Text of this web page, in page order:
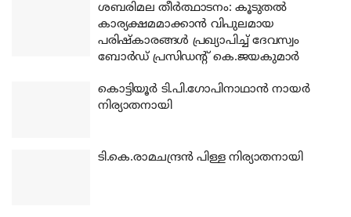
ശബരിമല തീര്‍ത്ഥാടനം: കൂടുതല്‍
കാര്യക്ഷമമാക്കാന്‍ വിപുലമായ
പരിഷ്‌കാരങ്ങള്‍ പ്രഖ്യാപിച്ച് ദേവസ്വം
ബോര്‍ഡ് പ്രസിഡന്റ് കെ.ജയകുമാര്‍
കൊട്ടിയൂര്‍ ടി.പി.ഗോപിനാഥാന്‍ നായര്‍
നിര്യാതനായി
ടി.കെ.രാമചന്ദ്രന്‍ പിള്ള നിര്യാതനായി